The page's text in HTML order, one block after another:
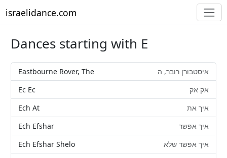
israelidance.com
Dances starting with E
Eastbourne Rover, The
איסטבורן רובר, ה
Ec Ec
אק אק
Ech At
איך את
Ech Efshar
איך אפשר
Ech Efshar Shelo
איך אפשר שלא